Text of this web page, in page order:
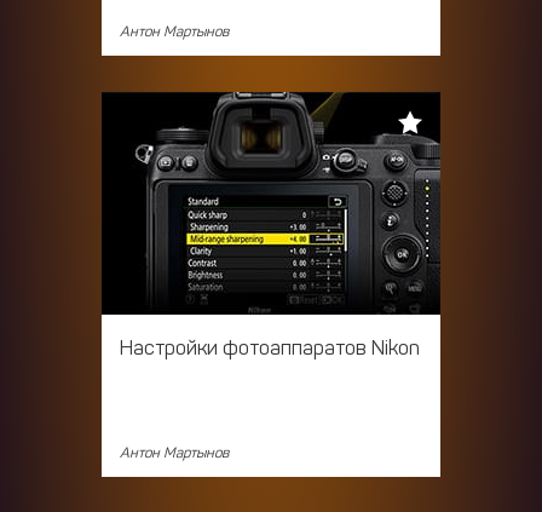
Антон Мартынов
Настройки фотоаппаратов Nikon
Антон Мартынов